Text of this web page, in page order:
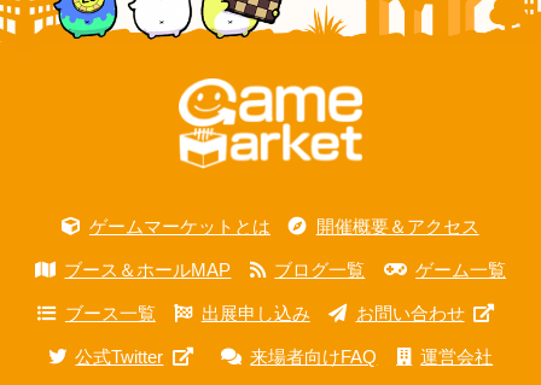
ゲームマーケットとは 開催概要＆アクセス
ブース＆ホールMAP ブログ一覧 ゲーム一覧
ブース一覧 出展申し込み お問い合わせ
公式Twitter 来場者向けFAQ 運営会社